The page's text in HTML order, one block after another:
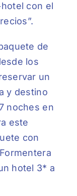
con el
de
los
un
y destino
noches en
este
con
hotel 3* a